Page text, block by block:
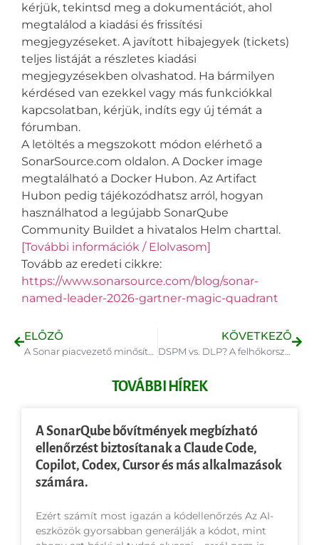
kérjük, tekintsd meg a dokumentációt, ahol
megtalálod a kiadási és frissítési
megjegyzéseket. A javított hibajegyek (tickets)
teljes listáját a részletes kiadási
megjegyzésekben olvashatod. Ha bármilyen
kérdésed van ezekkel vagy más funkciókkal
kapcsolatban, kérjük, indíts egy új témát a
fórumban.
A letöltés a megszokott módon elérhető a
SonarSource.com oldalon. A Docker image
megtalálható a Docker Hubon. Az Artifact
Hubon pedig tájékozódhatsz arról, hogyan
használhatod a legújabb SonarQube
Community Buildet a hivatalos Helm charttal.
[További információk / Elolvasom]
Tovább az eredeti cikkre:
https://www.sonarsource.com/blog/sonar-
named-leader-2026-gartner-magic-quadrant
ELŐZŐ KÖVETKEZŐ
TOVÁBBI HÍREK
A SonarQube bővítmények megbízható
ellenőrzést biztosítanak a Claude Code,
Copilot, Codex, Cursor és más alkalmazások
számára.
Ezért számít most igazán a kódellenőrzés Az AI-
eszközök gyorsabban generálják a kódot, mint